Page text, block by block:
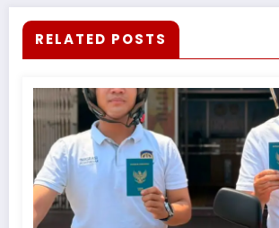
RELATED POSTS